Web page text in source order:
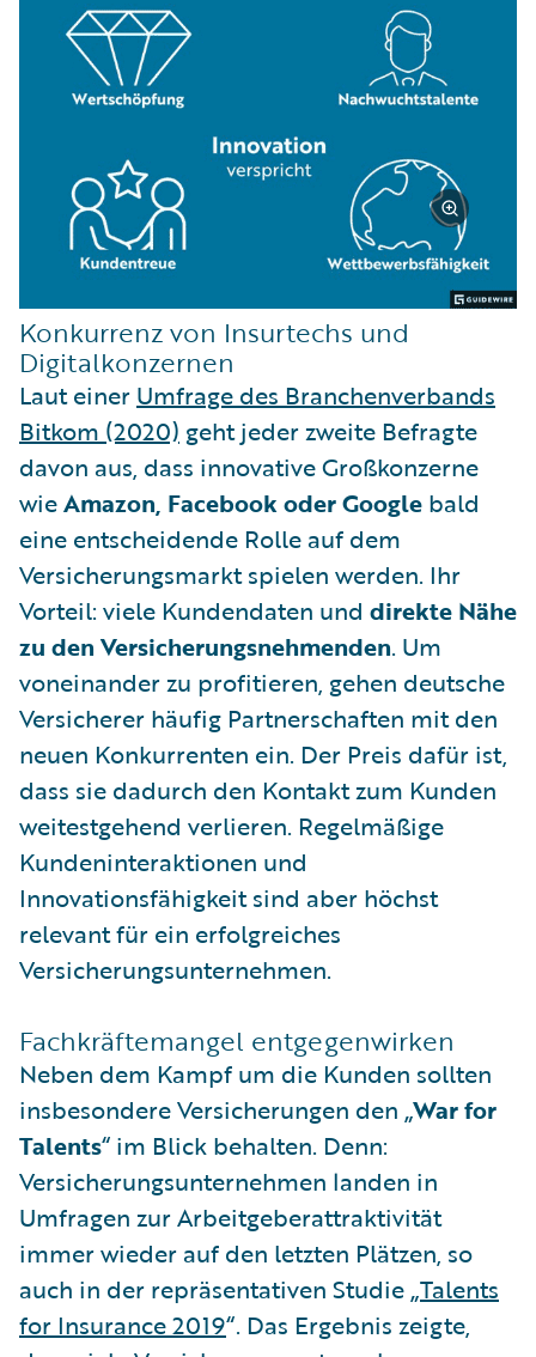
Konkurrenz von Insurtechs und
Digitalkonzernen
Laut einer Umfrage des Branchenverbands
Bitkom (2020) geht jeder zweite Befragte
davon aus, dass innovative Großkonzerne
wieAmazon, Facebook oder Google bald
eine entscheidende Rolle auf dem
Versicherungsmarkt spielen werden. Ihr
Vorteil: viele Kundendaten und direkte Nähe
zu den Versicherungsnehmenden. Um
voneinander zu profitieren, gehen deutsche
Versicherer häufig Partnerschaften mit den
neuen Konkurrenten ein. Der Preis dafür ist,
dass sie dadurch den Kontakt zum Kunden
weitestgehend verlieren. Regelmäßige
Kundeninteraktionen und
Innovationsfähigkeit sind aber höchst
relevant für ein erfolgreiches
Versicherungsunternehmen.
Fachkräftemangel entgegenwirken
Neben dem Kampf um die Kunden sollten
insbesondere Versicherungen den „War for
Talents“ im Blick behalten. Denn:
Versicherungsunternehmen landen in
Umfragen zur Arbeitgeberattraktivität
immer wieder auf den letzten Plätzen, so
auch in der repräsentativen Studie „Talents
for Insurance 2019“. Das Ergebnis zeigte,